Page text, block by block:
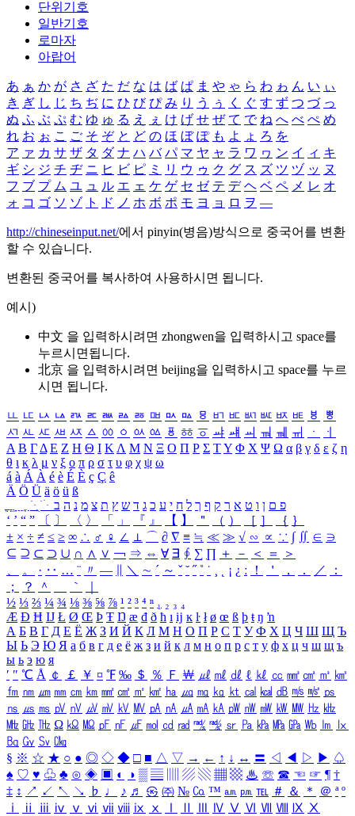
단위기호
일반기호
로마자
아랍어
あ ぁ か が さ ざ た だ な は ば ぱ ま や ゃ ら わ ゎ ん い ぃ
き ぎ し じ ち ぢ に ひ び ぴ み り う ぅ く ぐ す ず つ づ っ
ぬ ふ ぶ ぷ む ゆ ゅ る え ぇ け げ せ ぜ て で ね へ べ ぺ め
れ お ぉ こ ご そ ぞ と ど の ほ ぼ ぽ も よ ょ ろ を
ア ァ カ サ ザ タ ダ ナ ハ バ パ マ ヤ ャ ラ ワ ヮ ン イ ィ キ
ギ シ ジ チ ヂ ニ ヒ ビ ピ ミ リ ウ ゥ ク グ ス ズ ツ ヅ ッ ヌ
フ ブ プ ム ユ ュ ル エ ェ ケ ゲ セ ゼ テ デ ヘ ベ ペ メ レ オ
ォ コ ゴ ソ ゾ ト ド ノ ホ ボ ポ モ ヨ ョ ロ ヲ ―
http://chineseinput.net/에서 pinyin(병음)방식으로 중국어를 변환
할 수 있습니다.
변환된 중국어를 복사하여 사용하시면 됩니다.
예시)
中文 을 입력하시려면 zhongwen을 입력하시고 space를
누르시면됩니다.
北京 을 입력하시려면 beijing을 입력하시고 space를 누르
시면 됩니다.
ㅥ ㅦ ㅧ ㅨ ㅩ ㅪ ㅫ ㅬ ㅭ ㅮ ㅯ ㅰ ㅱ ㅲ ㅳ ㅴ ㅵ ㅶ ㅷ ㅸ
ㅹ
ㅺ ㅻ ㅼ ㅽ ㅾ ㅿ ㆀ ㆁ ㆂ ㆃ ㆄ ㆅ ㆆ ㆇ ㆈ ㆉ ㆊ ㆋ ㆌ ㆍ
ㆎ
Α Β ΓΔ Ε Ζ Η Θ Ι ΚΛ Μ Ν Ξ Ο Π Ρ Σ ΤΥ Φ Χ Ψ Ω α β γ δ ε ζ η
θ ι κ λ μ ν ξ ο π ρ σ τ υ φ χ ψ ω
á à Á À é è É È ç Ç ê
Ä Ö Ü ä ö ü ß
ִֶֹ ֻּ ׁׂ פ ם ן ו ט א ר ק ף ך ל ח י ע כ ג ד ש ץ ת צ מ נ ה ב
‘ ’ “ ” 〔 〕 〈 〉 「 」 『 』 【 】 ＂ （ ） ［ ］ ｛ ｝
± × ÷ ≠ ≤ ≥ ∞ ∴ ♂ ♀ ∠ ⊥ ⌒ ∂ ∇ ≡ ≒ ≪ ≫ √ ∽ ∝ ∵ ∫ ∬ ∈ ∋
⊆ ⊇ ⊂ ⊃ ∪ ∩ ∧ ∨ ￢ ⇒ ⇔ ∀ ∃ ∮ ∑ ∏ ＋ － ＜ ＝
＞
、
。 · ‥ … ¨ 〃 ― ＼ ∼ ´ ～ ˇ ˘ ˝ ˚ ˙ ¸ ¡ ¿ ː ！ ＇ ， ． ／
：
；
？ ＾ ｀
½ ⅓ ⅔ ¼ ¾ ⅛ ⅜ ⅝ ⅞ ¹ ² ³ ⁴ ⁿ ₁ ₂ ₃ ₄
Æ Ð Ħ Ĳ Ł Ø Œ Þ Ŧ Ŋ æ đ ð ħ ı ĳ ĸ ŀ ł ø œ ß þ ŧ ŋ ŉ
А Б В Г Д Е Ё Ж З И Й К Л М Н О П Р С Т У Ф Х Ц Ч Ш Щ Ъ
Ы Ь Э Ю Я а б в г д е ё ж з и й к л м н о п р с т у ф х ц ч ш щ ъ
ы ь э ю я
′ ″ ℃ Å ￠ ￡ ￥ ¤ ℉ ‰ ＄ ％ Ｆ ￦ ㎕ ㎖ ㎗ ℓ ㎘ ㏄ ㎣ ㎤ ㎥ ㎦
㎙ ㎚ ㎛ ㎜ ㎝ ㎞ ㎟ ㎠ ㎡ ㎢ ㏊ ㎍ ㎎ ㎏ ㏏ ㎈ ㎉ ㏈ ㎧ ㎨ ㎰
㎱ ㎲ ㎳ ㎴ ㎵ ㎶ ㎷ ㎸ ㎹ ㎀ ㎁ ㎂ ㎃ ㎄ ㎺ ㎻ ㎽ ㎾ ㎿ ㎐ ㎑
㎒ ㎓ ㎔ Ω ㏀ ㏁ ㎊ ㎋ ㎌ ㏖ ㏅ ㎭ ㎮ ㎯ ㏛ ㎩ ㎪ ㎫ ㎬ ㏝ ㏐
㏓
㏃ ㏉ ㏜ ㏆
§ ※ ☆ ★ ○ ● ◎ ◇ ◆ □ ■ △ ▽ → ← ↑ ↓ ↔ 〓 ◁ ◀ ▷ ▶ ♤
♠ ♡ ♥ ♧ ♣ ⊙ ◈ ▣ ◐ ◑ ▒ ▤ ▨ ▧ ▦ ▩ ♨ ☏ ☎ ☜ ☞ ¶ †
‡ ↕ ↗ ↙ ↖ ↘ ♭ ♩ ♪ ♬ ㉿ ㈜ № ㏇ ™ ㏂ ㏘ ℡ ＃ ＆ ＊ ＠ ª º
ⅰ
ⅱ ⅲ ⅳ ⅴ ⅵ ⅶ ⅷ ⅸ ⅹ Ⅳ Ⅴ Ⅵ Ⅶ Ⅷ Ⅸ Ⅹ